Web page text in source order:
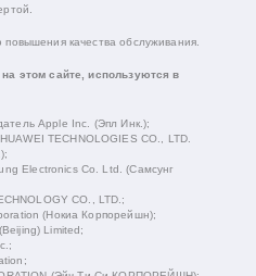
качества обслуживания.
этом сайте, используются в
Apple Inc. (Эпл Инк.);
TECHNOLOGIES CO., LTD.
Electronics Co. Ltd. (Самсунг
CO., LTD.;
(Нокиа Корпорейшн);
Limited;